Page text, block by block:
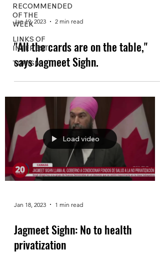
RECOMMENDED
OF THE
WEEK
LINKS OF
INTEREST
TURISM
Jan 19, 2023 2 min read
"All the cards are on the table,"
says Jagmeet Sighn.
Load video
Jan 18, 2023 1 min read
Jagmeet Sighn: No to health
privatization